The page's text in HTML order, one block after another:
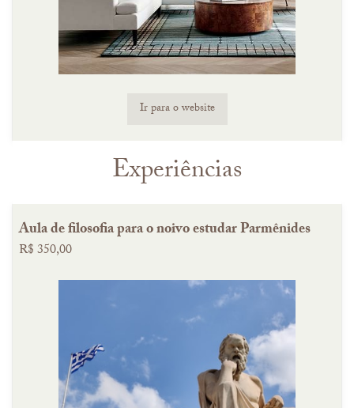
Ir para o website
Experiências
Aula de filosofia para o noivo estudar Parmênides
R$ 350,00